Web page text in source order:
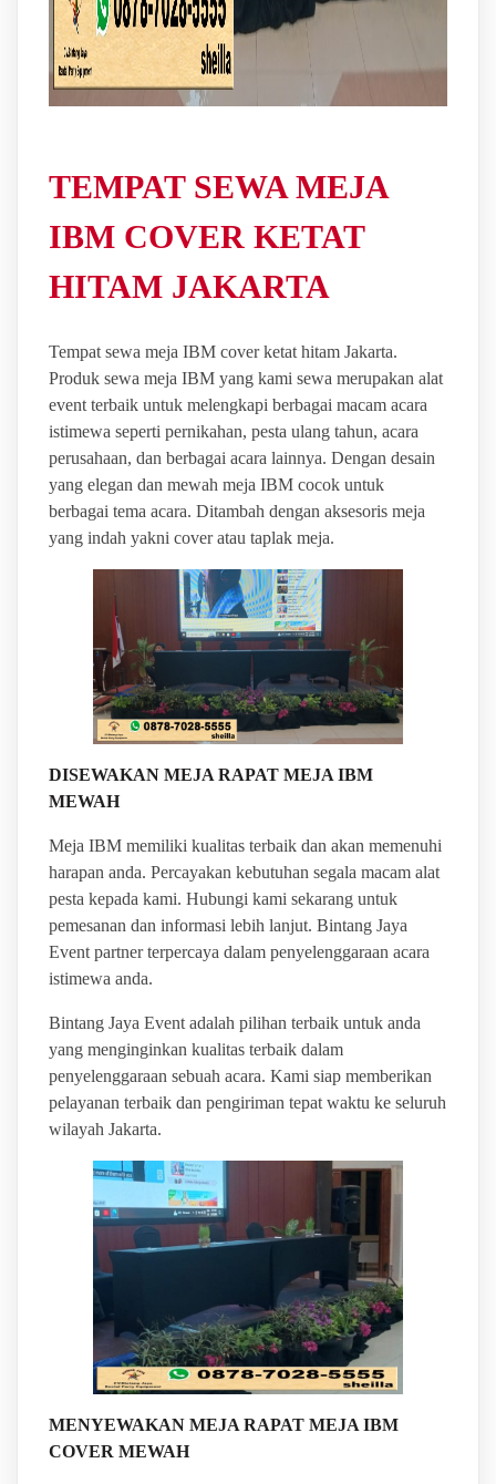
TEMPAT SEWA MEJA
IBM COVER KETAT
HITAM JAKARTA
Tempat sewa meja IBM cover ketat hitam Jakarta.
Produk sewa meja IBM yang kami sewa merupakan alat
event terbaik untuk melengkapi berbagai macam acara
istimewa seperti pernikahan, pesta ulang tahun, acara
perusahaan, dan berbagai acara lainnya. Dengan desain
yang elegan dan mewah meja IBM cocok untuk
berbagai tema acara. Ditambah dengan aksesoris meja
yang indah yakni cover atau taplak meja.
DISEWAKAN MEJA RAPAT MEJA IBM
MEWAH
Meja IBM memiliki kualitas terbaik dan akan memenuhi
harapan anda. Percayakan kebutuhan segala macam alat
pesta kepada kami. Hubungi kami sekarang untuk
pemesanan dan informasi lebih lanjut. Bintang Jaya
Event partner terpercaya dalam penyelenggaraan acara
istimewa anda.
Bintang Jaya Event adalah pilihan terbaik untuk anda
yang menginginkan kualitas terbaik dalam
penyelenggaraan sebuah acara. Kami siap memberikan
pelayanan terbaik dan pengiriman tepat waktu ke seluruh
wilayah Jakarta.
MENYEWAKAN MEJA RAPAT MEJA IBM
COVER MEWAH